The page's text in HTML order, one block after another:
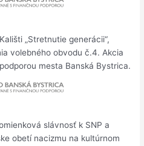
„Stretnutie generácii“,
volebného obvodu č.4. Akcia
mesta Banská Bystrica.
slávnosť k SNP a
obetí nacizmu na kultúrnom